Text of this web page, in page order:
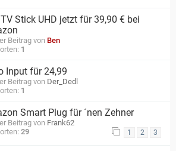
TV Stick UHD jetzt für 39,90 € bei
Beitrag von Ben
1
Input für 24,99
Beitrag von Der_Dedl
1
Smart Plug für ´nen Zehner
Beitrag von Frank62
29 1 2 3